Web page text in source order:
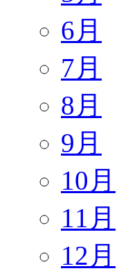
6月
7月
8月
9月
10月
11月
12月